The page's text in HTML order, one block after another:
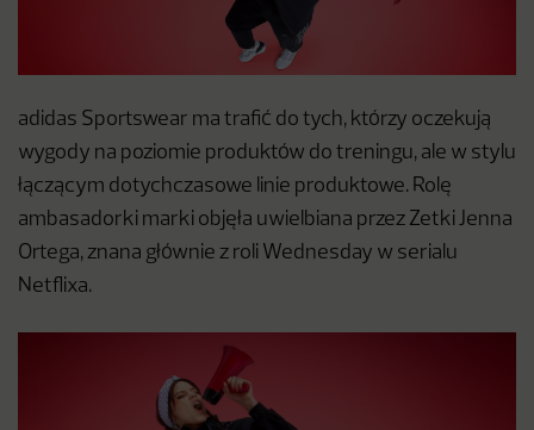
adidas Sportswear ma trafić do tych, którzy oczekują
wygody na poziomie produktów do treningu, ale w stylu
łączącym dotychczasowe linie produktowe. Rolę
ambasadorki marki objęła uwielbiana przez Zetki Jenna
Ortega, znana głównie z roli Wednesday w serialu
Netflixa.